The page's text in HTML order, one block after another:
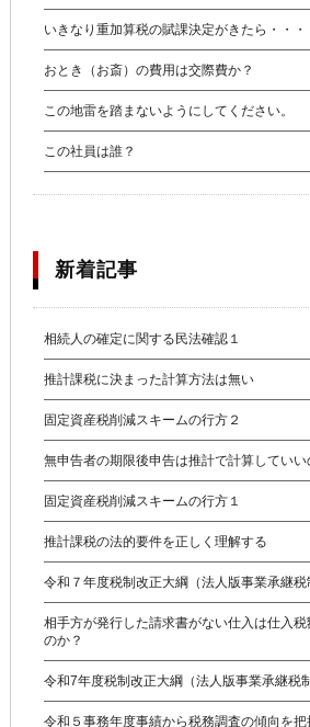
いきなり重加算税の賦課決定がきたら・・・
おとき（お斎）の費用は交際費か？
この地雷を踏まないようにしてください。
この社員は誰？
新着記事
相続人の確定に関する民法確認１
推計課税に決まった計算方法は無い
固定資産税削減スキームの行方２
無申告者の期限後申告は推計で計算していい
固定資産税削減スキームの行方１
推計課税の法的要件を正しく理解する
令和７年度税制改正大綱（法人版事業承継税
相手方が発行した請求書がない仕入は仕入
のか？
令和7年度税制改正大綱（法人版事業承継税
令和５事務年度事績から税務調査の傾向を把